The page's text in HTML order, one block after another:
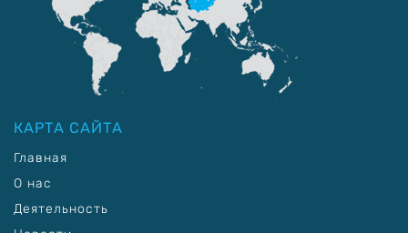
КАРТА САЙТА
Главная
О нас
Деятельность